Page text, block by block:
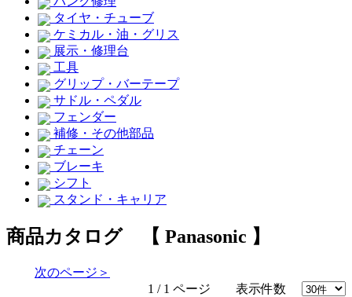
タイヤ・チューブ
ケミカル・油・グリス
展示・修理台
工具
グリップ・バーテープ
サドル・ペダル
フェンダー
補修・その他部品
チェーン
ブレーキ
シフト
スタンド・キャリア
商品カタログ 【 Panasonic 】
次のページ＞
1 / 1 ページ 表示件数